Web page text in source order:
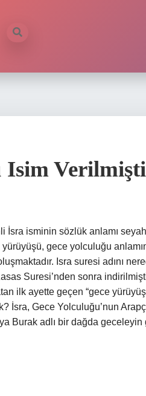
Isim
İsra isminin sözlük anlamı
gece yolculuğu
Isra suresi adını
Suresi’nden sonra
ilk ayette geçen “gece
Gece Yolculuğu’nun
Burak adlı bir dağda